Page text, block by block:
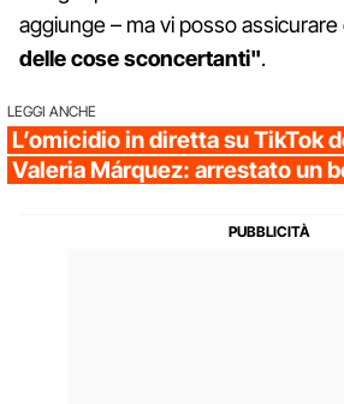
aggiunge – ma vi posso
delle cose sconcertanti".
LEGGI ANCHE
L’omicidio in diretta su TikTok
Valeria Márquez: arrestato un